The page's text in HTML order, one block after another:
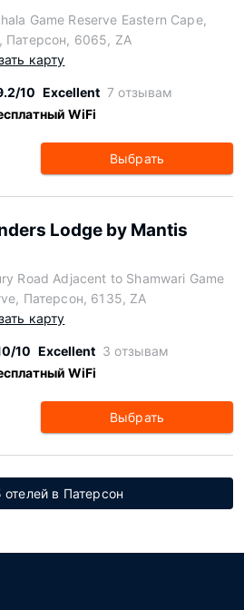
Game Reserve Eastern Cape,
Патерсон, 6065, ZA
карту
10 Excellent 7 отзывам
WiFi
Выбрать
Lodge by Mantis
Road Adjacent to Shamwari Game
Патерсон, 6135, ZA
карту
10 Excellent 3 отзывам
WiFi
Выбрать
отелей в Патерсон